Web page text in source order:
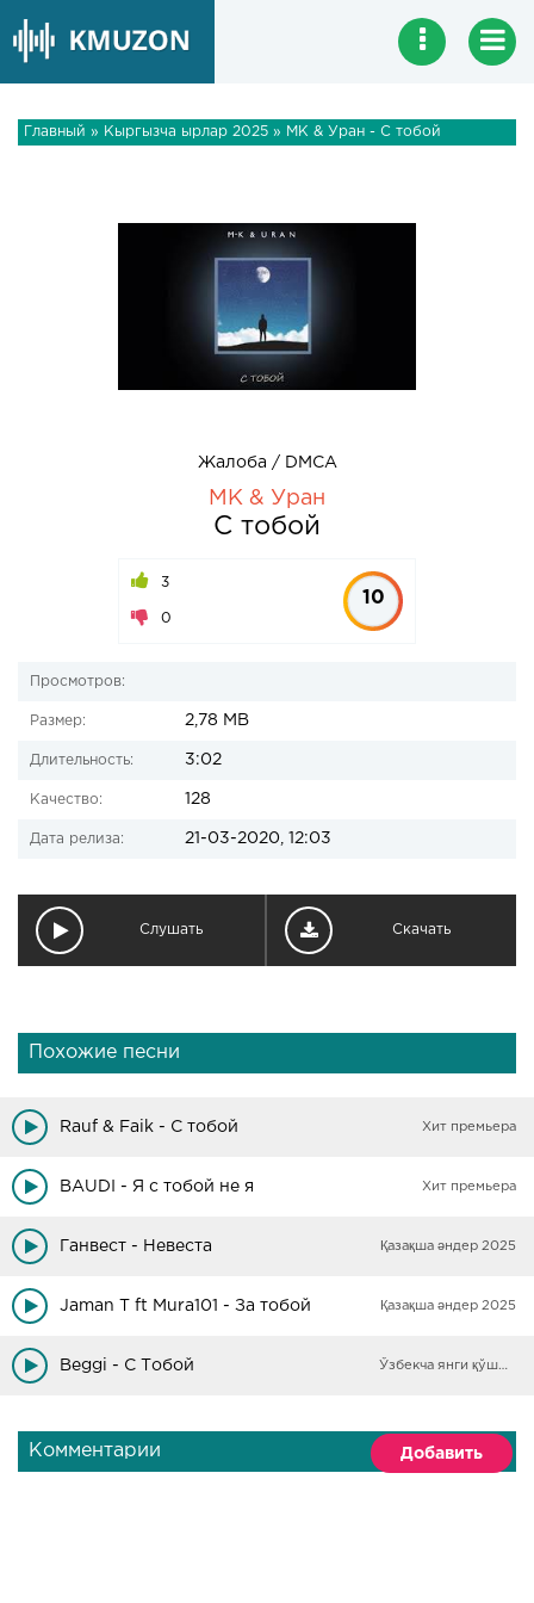
Главный » Кыргызча ырлар 2025 » МК & Уран - С тобой
Жалоба / DMCA
МК & Уран
С тобой
3
0
10
Просмотров:
Размер: 2,78 MB
Длительность: 3:02
Качество: 128
Дата релиза: 21-03-2020, 12:03
Слушать Скачать
Похожие песни
Rauf & Faik - С тобой Хит премьера
BAUDI - Я с тобой не я Хит премьера
Ганвест - Невеста Қазақша әндер 2025
Jaman T ft Mura101 - За тобой Қазақша әндер 2025
Beggi - С Тобой Ўзбекча янги қўшиқлар
Комментарии Добавить